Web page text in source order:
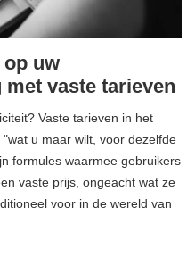
op uw
vaste tarieven
Vaste tarieven in het
u maar wilt, voor dezelfde
formules waarmee gebruikers
vaste prijs, ongeacht wat ze
voor in de wereld van